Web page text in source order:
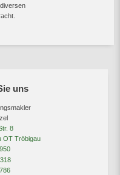
uns
8
OT Tröbigau